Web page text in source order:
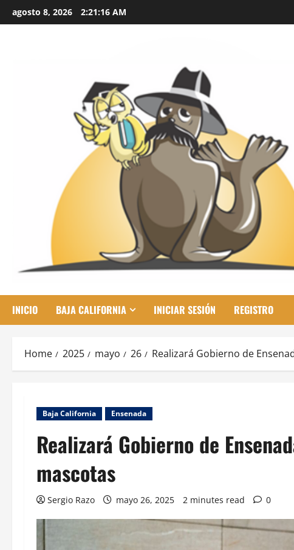
to
agosto 8, 2026 2:21:17 AM
INICIO BAJA CALIFORNIA INICIAR SESIÓN REGISTRO
Home 2025 mayo 26 Realizará Gobierno de
Baja California Ensenada
Realizará Gobierno de
mascotas
Sergio Razo mayo 26, 2025 2 minutes read 0